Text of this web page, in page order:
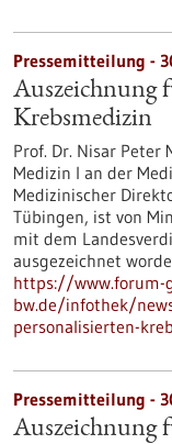
Pressemitteilung -
Auszeichnung
Krebsmedizin
Prof. Dr. Nisar
Medizin I an der
Medizinischer
Tübingen, ist von
mit dem
ausgezeichnet
https://www.forum-
bw.de/infothek/
personalisierten-
Pressemitteilung -
Auszeichnung